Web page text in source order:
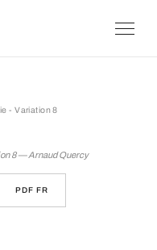
- Variation 8
8 — Arnaud Quercy
PDF FR